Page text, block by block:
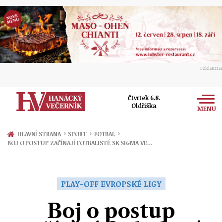
reklama
Čtvrtek 6.8.
Oldřiška
MENU
Zprávy
Ekonomika
HLAVNÍ STRANA › SPORT › FOTBAL ›
BOJ O POSTUP ZAČÍNAJÍ FOTBALISTÉ SK SIGMA VE…
PLAY-OFF EVROPSKÉ LIGY
Boj o postup